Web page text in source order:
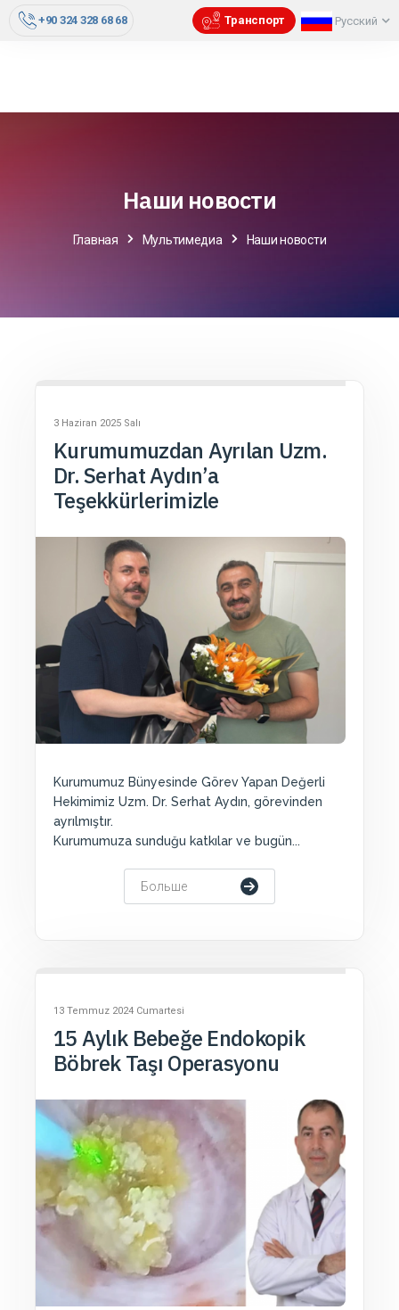
+90 324 328 68 68 Транспорт Русский
Наши новости
Главная Мультимедиа Наши новости
3 Haziran 2025 Salı
Kurumumuzdan Ayrılan Uzm.
Dr. Serhat Aydın’a
Teşekkürlerimizle
Kurumumuz Bünyesinde Görev Yapan Değerli
Hekimimiz Uzm. Dr. Serhat Aydın, görevinden
ayrılmıştır.
Kurumumuza sunduğu katkılar ve bugün...
Больше
13 Temmuz 2024 Cumartesi
15 Aylık Bebeğe Endokopik
Böbrek Taşı Operasyonu